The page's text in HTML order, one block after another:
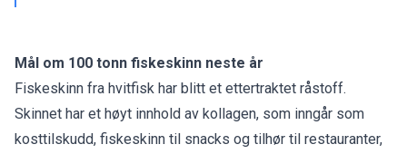
Mål om 100 tonn fiskeskinn neste år
Fiskeskinn fra hvitfisk har blitt et ettertraktet råstoff.
Skinnet har et høyt innhold av kollagen, som inngår som
kosttilskudd, fiskeskinn til snacks og tilhør til restauranter,